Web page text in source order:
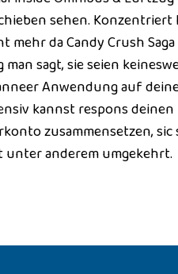
sehen. Konzentriert
da Candy Crush Saga
sagt, sie seien
Anwendung auf
kannst respons
zusammensetzen, sic
anderem umgekehrt.